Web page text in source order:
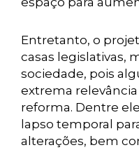
Entretanto, o
casas legislativas,
sociedade, pois
extrema
reforma. Dentre
lapso temporal
alterações, bem